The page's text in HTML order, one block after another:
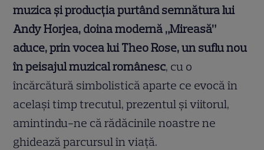
muzica și producția purtând semnătura lui
Andy Horjea, doina modernă „Mireasă”
aduce, prin vocea lui Theo Rose, un suflu nou
în peisajul muzical românesc, cu o
încărcătură simbolistică aparte ce evocă în
același timp trecutul, prezentul și viitorul,
amintindu-ne că rădăcinile noastre ne
ghidează parcursul în viață.